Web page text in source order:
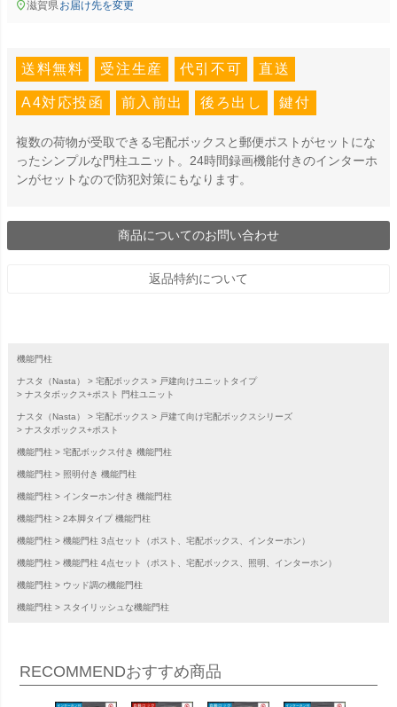
滋賀県お届け先を変更
送料無料 受注生産 代引不可 直送
A4対応投函 前入前出 後ろ出し 鍵付
複数の荷物が受取できる宅配ボックスと郵便ポストがセットにな
ったシンプルな門柱ユニット。24時間録画機能付きのインターホ
ンがセットなので防犯対策にもなります。
商品についてのお問い合わせ
返品特約について
機能門柱
ナスタ（Nasta） 宅配ボックス
戸建向けユニットタイプ
ナスタボックス+ポスト 門柱ユニット
ナスタ（Nasta） 宅配ボックス
戸建て向け宅配ボックスシリーズ
ナスタボックス+ポスト
機能門柱 宅配ボックス付き 機能門柱
機能門柱 照明付き 機能門柱
機能門柱 インターホン付き 機能門柱
機能門柱 2本脚タイプ 機能門柱
機能門柱 機能門柱 3点セット（ポスト、宅配ボックス、インターホン）
機能門柱 機能門柱 4点セット（ポスト、宅配ボックス、照明、インターホン）
機能門柱 ウッド調の機能門柱
機能門柱 スタイリッシュな機能門柱
RECOMMENDおすすめ商品